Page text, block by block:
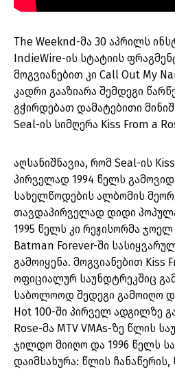
The Weeknd-მა 30 აპრილს
IndieWire-ის სტატიის
მოგვიანებით კი Call Out My
კადრი გააზიარა შემდეგი
გჭირდებათ დამატებითი
Seal-ის სიმღერა Kiss From a
აღსანიშნავია, რომ Seal-ის
პირველად 1994 წელს
სახელწოდების ალბომის
თავდაპირველად დიდი
1995 წელს კი რეჟისორმა
Batman Forever-ში
გამოიყენა. მოგვიანებით Kiss
ოფიციალურ საუნდტრეკშიც
საბოლოოდ შედეგი გამოიღო
Hot 100-ში პირველ ადგილზე
Rose-მა MTV VMAs-ზე წლის
ჯილდო მიიღო და 1996 წელს
დაიმსახურა: წლის